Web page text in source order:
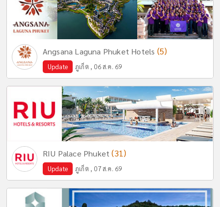
Angsana Laguna Phuket Hotels (5)
Update ภูเก็ต , 06 ส.ค. 69
RIU Palace Phuket(31)
Update ภูเก็ต , 07 ส.ค. 69